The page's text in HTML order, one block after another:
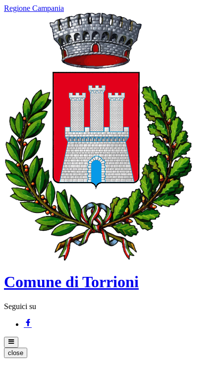
Regione Campania
Comune di Torrioni
Seguici su
close